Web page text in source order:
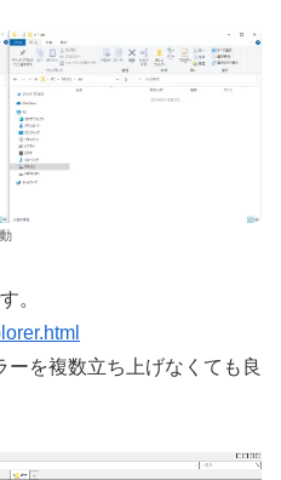
。
を複数立ち上げなくても良